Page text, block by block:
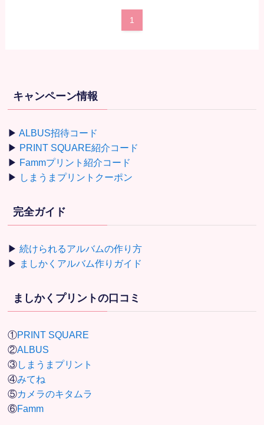
1
キャンペーン情報
▶ALBUS招待コード
▶ PRINT SQUARE紹介コード
▶ Fammプリント紹介コード
▶ しまうまプリントクーポン
完全ガイド
▶続けられるアルバムの作り方
▶ ましかくアルバム作りガイド
ましかくプリントの口コミ
①PRINT SQUARE
②ALBUS
③しまうまプリント
④みてね
⑤カメラのキタムラ
⑥Famm